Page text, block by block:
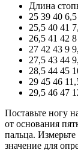
Длина
25 39 40 6,5
25,5 40 41
26,5 41 42 8
27 42 43 9
27,5 43 44
28,5 44 45
29 45 46
29,5 46 47
Поставьте ногу
от основания
пальца.
значение для